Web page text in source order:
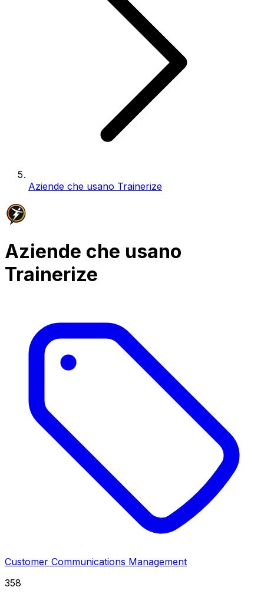
Aziende che usano Trainerize
Aziende che usano
Trainerize
Customer Communications Management
358